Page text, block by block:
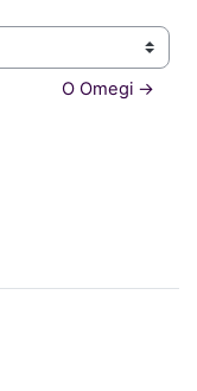
O Omegi →